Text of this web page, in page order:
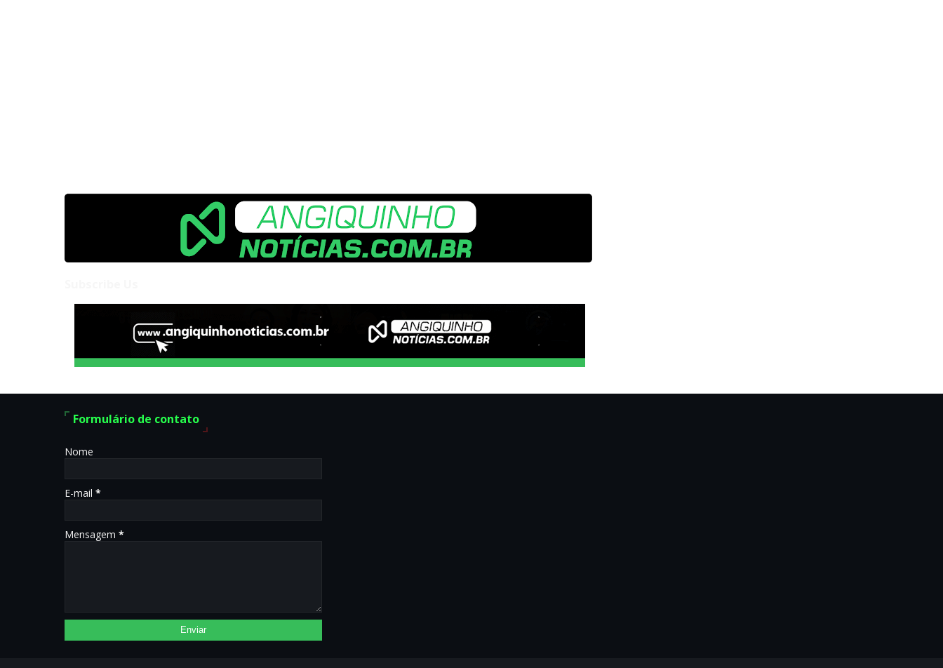
Formulário de contato
Nome
E-mail *
Mensagem *